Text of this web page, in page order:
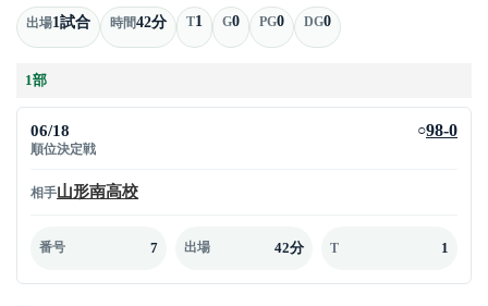
出場1試合 時間42分 T1 G0 PG0 DG0
1部
06/18
順位決定戦
○98-0
相手山形南高校
番号 7 出場 42分 T 1